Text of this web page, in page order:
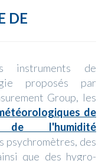
DE
instruments de
proposés par
Group, les
de
de l'humidité
psychromètres, des
que des hygro-